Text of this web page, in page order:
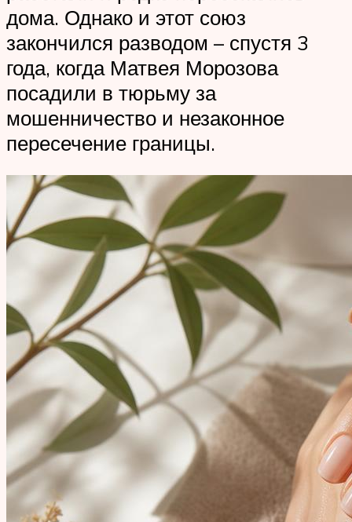
дома. Однако и этот союз
закончился разводом – спустя 3
года, когда Матвея Морозова
посадили в тюрьму за
мошенничество и незаконное
пересечение границы.